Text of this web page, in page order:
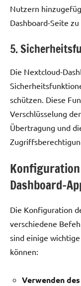
Nutzern
Dashboard-Seite
5.
Die Nextcloud-
schützen. Diese
Verschlüsselung
Übertragung und
Dashboard-
Die Konfiguration
verschiedene
sind einige
können:
Verwenden